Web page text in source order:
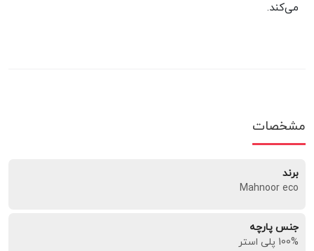
می‌کند.
مشخصات
برند
Mahnoor eco
جنس پارچه
100% پلی استر